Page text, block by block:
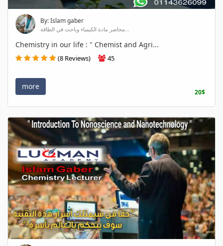
By: Islam gaber
محاضر مادة الكيمياء وباحث في الطاقة...
Chemistry in our life : " Chemist and Agri...
(8 Reviews) 45
more
20$